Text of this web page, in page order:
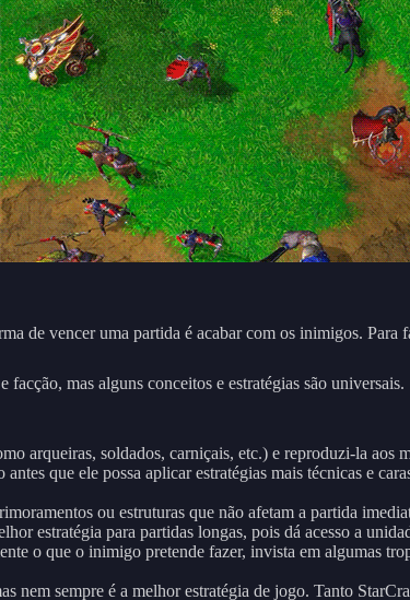
de vencer uma partida é acabar com os inimigos. Para
mas alguns conceitos e estratégias são universais.
arqueiras, soldados, carniçais, etc.) e reproduzi-la
que ele possa aplicar estratégias mais técnicas e
ou estruturas que não afetam a partida
estratégia para partidas longas, pois dá acesso a
o que o inimigo pretende fazer, invista em algumas
nem sempre é a melhor estratégia de jogo. Tanto